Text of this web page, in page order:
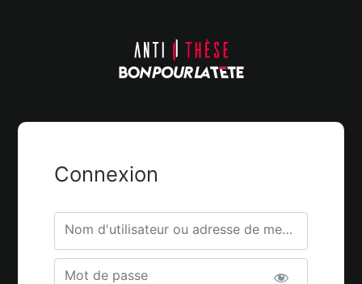
Connexion
Nom d'utilisateur ou adresse de messagerie.
Mot de passe